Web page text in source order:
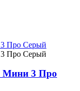
Мини 3 Про